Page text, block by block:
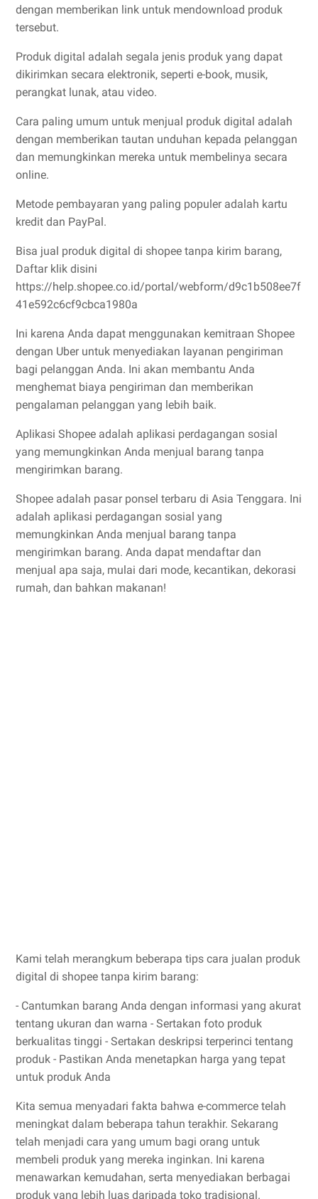
dengan memberikan link untuk mendownload produk
tersebut.
Produk digital adalah segala jenis produk yang dapat
dikirimkan secara elektronik, seperti e-book, musik,
perangkat lunak, atau video.
Cara paling umum untuk menjual produk digital adalah
dengan memberikan tautan unduhan kepada pelanggan
dan memungkinkan mereka untuk membelinya secara
online.
Metode pembayaran yang paling populer adalah kartu
kredit dan PayPal.
Bisa jual produk digital di shopee tanpa kirim barang,
Daftar klik disini
https://help.shopee.co.id/portal/webform/d9c1b508ee7f
41e592c6cf9cbca1980a
Ini karena Anda dapat menggunakan kemitraan Shopee
dengan Uber untuk menyediakan layanan pengiriman
bagi pelanggan Anda. Ini akan membantu Anda
menghemat biaya pengiriman dan memberikan
pengalaman pelanggan yang lebih baik.
Aplikasi Shopee adalah aplikasi perdagangan sosial
yang memungkinkan Anda menjual barang tanpa
mengirimkan barang.
Shopee adalah pasar ponsel terbaru di Asia Tenggara. Ini
adalah aplikasi perdagangan sosial yang
memungkinkan Anda menjual barang tanpa
mengirimkan barang. Anda dapat mendaftar dan
menjual apa saja, mulai dari mode, kecantikan, dekorasi
rumah, dan bahkan makanan!
Kami telah merangkum beberapa tips cara jualan produk
digital di shopee tanpa kirim barang:
- Cantumkan barang Anda dengan informasi yang akurat
tentang ukuran dan warna - Sertakan foto produk
berkualitas tinggi - Sertakan deskripsi terperinci tentang
produk - Pastikan Anda menetapkan harga yang tepat
untuk produk Anda
Kita semua menyadari fakta bahwa e-commerce telah
meningkat dalam beberapa tahun terakhir. Sekarang
telah menjadi cara yang umum bagi orang untuk
membeli produk yang mereka inginkan. Ini karena
menawarkan kemudahan, serta menyediakan berbagai
produk yang lebih luas daripada toko tradisional.